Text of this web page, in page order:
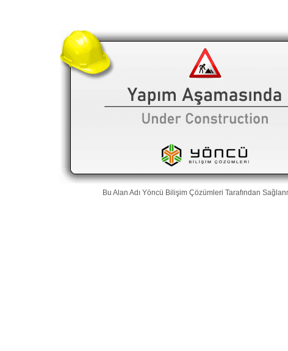
Bu Alan Adı Yöncü Bilişim Çözümleri Tarafından